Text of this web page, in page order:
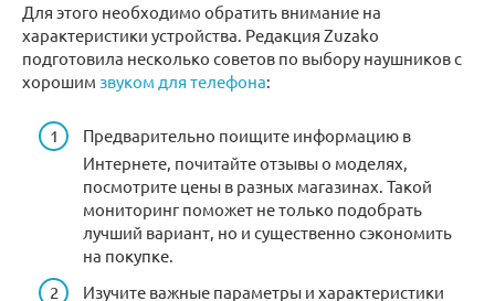
Для этого необходимо обратить внимание на
характеристики устройства. Редакция Zuzako
подготовила несколько советов по выбору наушников с
хорошим звуком для телефона:
Предварительно поищите информацию в
Интернете, почитайте отзывы о моделях,
посмотрите цены в разных магазинах. Такой
мониторинг поможет не только подобрать
лучший вариант, но и существенно сэкономить
на покупке.
Изучите важные параметры и характеристики